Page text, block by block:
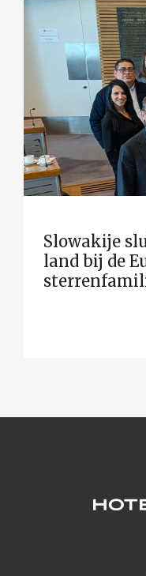
Slowakije
land bij de